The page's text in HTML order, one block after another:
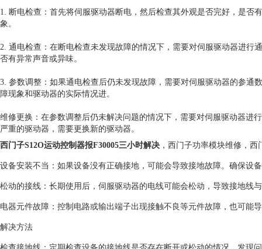
1. 断电检查：首先将伺服驱动器断电，然后检查其外观是否完好，是
象。
2. 通电检查：在断电检查未发现故障的情况下，需要对伺服驱动器进
否有异常声音或异味。
3. 参数调整：如果通电检查后仍未发现故障，需要对伺服驱动器的参
障现象和驱动器的实际情况进。
维修更换：在参数调整后仍未解决问题的情况下，需要对伺服驱动器进
严重的驱动器，需要更换新的驱动器。
西门子S12O运动控制器报F30005三小时解决 ，西门子功率模块维修，
设备安装不当：如果设备没有正确接地，可能会导致接地故障。确保设
松动的接线：长期使用后，伺服驱动器的电线可能会松动，导致接地线
电器元件故障：控制电路或输出端子出现接触不良等元件故障，也可能
解决方法